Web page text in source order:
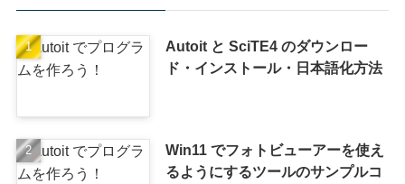
Autoit と SciTE4 のダウンロー
ド・インストール・日本語化方法
Win11 でフォトビューアーを使え
るようにするツールのサンプルコ